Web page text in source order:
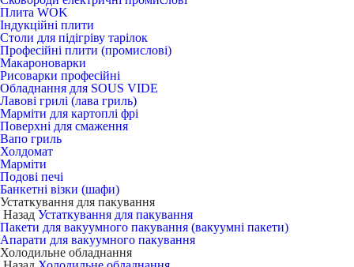
Плита WOK
Індукційні плити
Столи для підігріву тарілок
Професійні плити (промислові)
Макароноварки
Рисоварки професійні
Обладнання для SOUS VIDE
Лавові грилі (лава гриль)
Марміти для картоплі фрі
Поверхні для смаження
Вапо гриль
Холдомат
Марміти
Подові печі
Банкетні візки (шафи)
Устаткування для пакування
Назад Устаткування для пакування
Пакети для вакуумного пакування (вакуумні пакети)
Апарати для вакуумного пакування
Холодильне обладнання